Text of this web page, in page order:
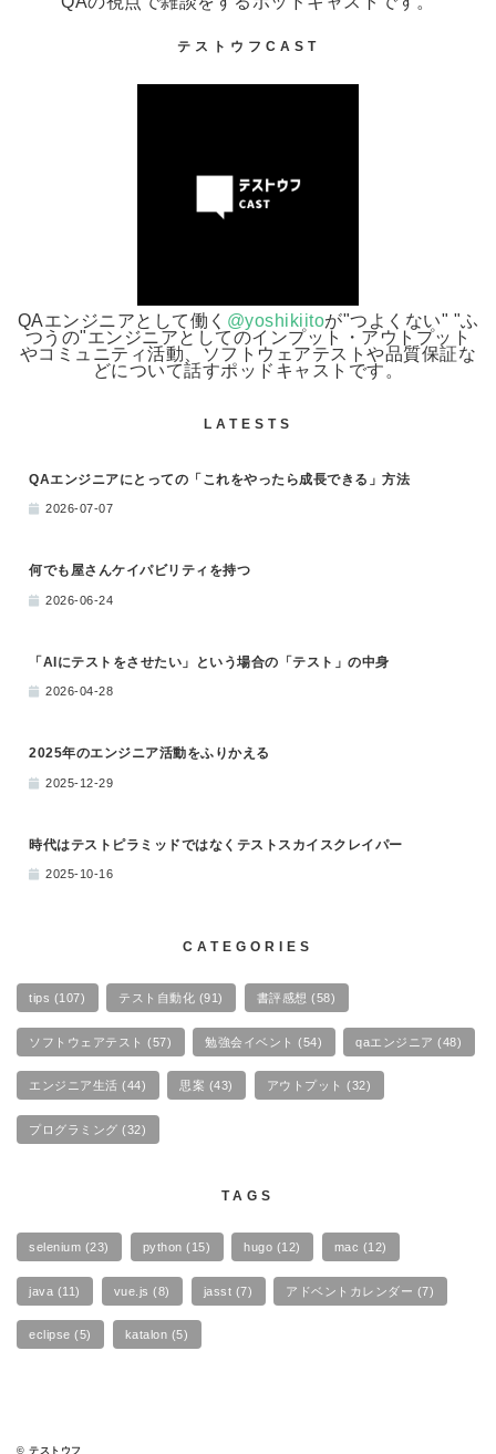
テストウフCAST
QAエンジニアとして働く @yoshikiitoが"つよくない" "ふ
つうの"エンジニアとしてのインプット・アウトプット
やコミュニティ活動、ソフトウェアテストや品質保証な
どについて話すポッドキャストです。
LATESTS
QAエンジニアにとっての「これをやったら成長できる」方法
2026-07-07
何でも屋さんケイパビリティを持つ
2026-06-24
「AIにテストをさせたい」という場合の「テスト」の中身
2026-04-28
2025年のエンジニア活動をふりかえる
2025-12-29
時代はテストピラミッドではなくテストスカイスクレイパー
2025-10-16
CATEGORIES
tips (107) テスト自動化 (91) 書評感想(58)
ソフトウェアテスト(57) 勉強会イベント(54) qaエンジニア(48)
エンジニア生活(44) 思案 (43) アウトプット(32)
プログラミング(32)
TAGS
selenium (23) python(15) hugo (12) mac (12)
java (11) vue.js(8) jasst (7) アドベントカレンダー (7)
eclipse(5) katalon (5)
© テストウフ